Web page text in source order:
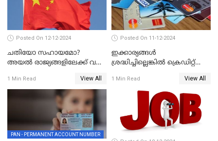
Posted On 12-12-2024
ചതിയോ സഹായമോ?
അയൽ രാജ്യങ്ങളിലേക്ക് വൻ
ചൈന
1 Min Read View All
Posted On 11-12-2024
ഇക്കാര്യങ്ങൾ
ശ്രദ്ധിച്ചില്ലെങ്കിൽ ക്രെഡിറ്റ്
1 Min Read View All
PAN - PERMANENT ACCOUNT NUMBER